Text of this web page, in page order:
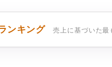
ンキング 売上に基づいた最